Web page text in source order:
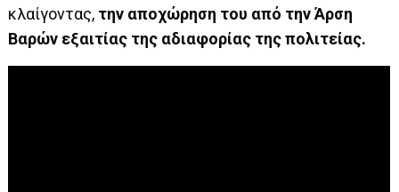
κλαίγοντας, την αποχώρηση του από την Άρση
Βαρών εξαιτίας της αδιαφορίας της πολιτείας.